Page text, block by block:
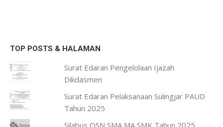
TOP POSTS & HALAMAN
Surat Edaran Pengelolaan Ijazah
Dikdasmen
Surat Edaran Pelaksanaan Sulingjar PAUD
Tahun 2025
Silabus OSN SMA MA SMK Tahun 2025